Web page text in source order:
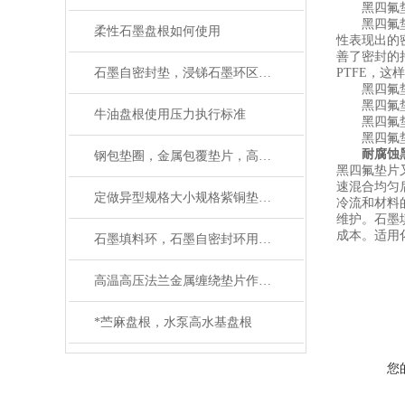
柔性石墨盘根如何使用
石墨自密封垫，浸锑石墨环区别在哪里
牛油盘根使用压力执行标准
钢包垫圈，金属包覆垫片，高强垫片应用性能
定做异型规格大小规格紫铜垫圈生产厂家
石墨填料环，石墨自密封环用在什么地方好
高温高压法兰金属缠绕垫片作用与用途
*苎麻盘根，水泵高水基盘根
黑四氟
黑四氟垫
性表现出的
善了密封的
PTFE，这
黑四氟垫
黑四氟垫
黑四氟垫
黑四氟
耐腐蚀
黑四氟垫片
速混合均匀
冷流和材料
维护。石墨
成本。适用
您